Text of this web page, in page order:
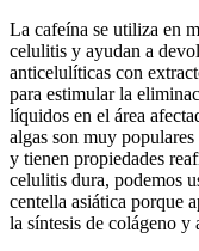
La cafeína se utiliza en
celulitis y ayudan a
anticelulíticas con
para estimular la
líquidos en el área
algas son muy
y tienen propiedades
celulitis dura, podemos
centella asiática porque
la síntesis de colágeno y